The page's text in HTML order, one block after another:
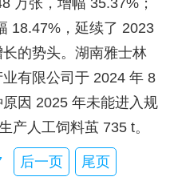
万张，增幅 35.37%；
18.47%，延续了 2023
的势头。湖南雅士林
有限公司于 2024 年 8
因 2025 年未能进入规
人工饲料茧 735 t。
后一页 尾页